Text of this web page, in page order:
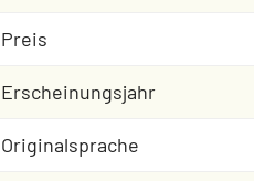
Preis
Erscheinungsjahr
Originalsprache